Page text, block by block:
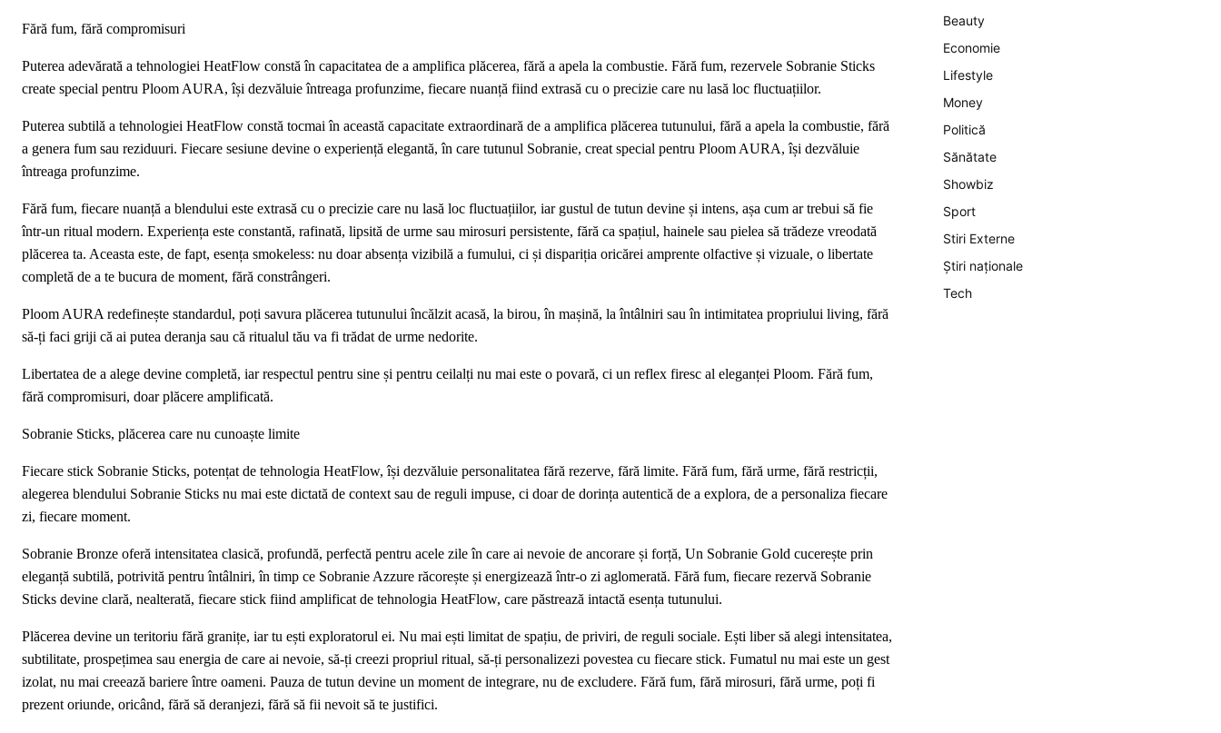
Fără fum, fără compromisuri
Puterea adevărată a tehnologiei HeatFlow constă în capacitatea de a amplifica plăcerea, fără a apela la combustie. Fără fum, rezervele Sobranie Sticks
create special pentru Ploom AURA, își dezvăluie întreaga profunzime, fiecare nuanță fiind extrasă cu o precizie care nu lasă loc fluctuațiilor.
Puterea subtilă a tehnologiei HeatFlow constă tocmai în această capacitate extraordinară de a amplifica plăcerea tutunului, fără a apela la combustie, fără
a genera fum sau reziduuri. Fiecare sesiune devine o experiență elegantă, în care tutunul Sobranie, creat special pentru Ploom AURA, își dezvăluie
întreaga profunzime.
Fără fum, fiecare nuanță a blendului este extrasă cu o precizie care nu lasă loc fluctuațiilor, iar gustul de tutun devine și intens, așa cum ar trebui să fie
într-un ritual modern. Experiența este constantă, rafinată, lipsită de urme sau mirosuri persistente, fără ca spațiul, hainele sau pielea să trădeze vreodată
plăcerea ta. Aceasta este, de fapt, esența smokeless: nu doar absența vizibilă a fumului, ci și dispariția oricărei amprente olfactive și vizuale, o libertate
completă de a te bucura de moment, fără constrângeri.
Ploom AURA redefinește standardul, poți savura plăcerea tutunului încălzit acasă, la birou, în mașină, la întâlniri sau în intimitatea propriului living, fără
să-ți faci griji că ai putea deranja sau că ritualul tău va fi trădat de urme nedorite.
Libertatea de a alege devine completă, iar respectul pentru sine și pentru ceilalți nu mai este o povară, ci un reflex firesc al eleganței Ploom. Fără fum,
fără compromisuri, doar plăcere amplificată.
Sobranie Sticks, plăcerea care nu cunoaște limite
Fiecare stick Sobranie Sticks, potențat de tehnologia HeatFlow, își dezvăluie personalitatea fără rezerve, fără limite. Fără fum, fără urme, fără restricții,
alegerea blendului Sobranie Sticks nu mai este dictată de context sau de reguli impuse, ci doar de dorința autentică de a explora, de a personaliza fiecare
zi, fiecare moment.
Sobranie Bronze oferă intensitatea clasică, profundă, perfectă pentru acele zile în care ai nevoie de ancorare și forță, Un Sobranie Gold cucerește prin
eleganță subtilă, potrivită pentru întâlniri, în timp ce Sobranie Azzure răcorește și energizează într-o zi aglomerată. Fără fum, fiecare rezervă Sobranie
Sticks devine clară, nealterată, fiecare stick fiind amplificat de tehnologia HeatFlow, care păstrează intactă esența tutunului.
Plăcerea devine un teritoriu fără granițe, iar tu ești exploratorul ei. Nu mai ești limitat de spațiu, de priviri, de reguli sociale. Ești liber să alegi intensitatea,
subtilitate, prospețimea sau energia de care ai nevoie, să-ți creezi propriul ritual, să-ți personalizezi povestea cu fiecare stick. Fumatul nu mai este un gest
izolat, nu mai creează bariere între oameni. Pauza de tutun devine un moment de integrare, nu de excludere. Fără fum, fără mirosuri, fără urme, poți fi
prezent oriunde, oricând, fără să deranjezi, fără să fii nevoit să te justifici.
Beauty
Economie
Lifestyle
Money
Politică
Sănătate
Showbiz
Sport
Stiri Externe
Știri naționale
Tech